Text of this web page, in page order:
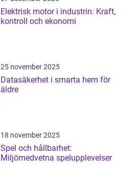
Elektrisk motor i industrin: Kraft,
kontroll och ekonomi
25 november 2025
Datasäkerhet i smarta hem för
äldre
18 november 2025
Spel och hållbarhet:
Miljömedvetna spelupplevelser